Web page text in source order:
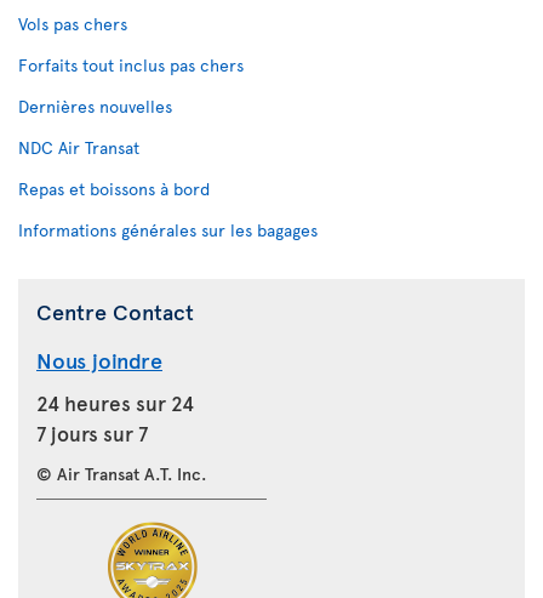
Vols pas chers
Forfaits tout inclus pas chers
Dernières nouvelles
NDC Air Transat
Repas et boissons à bord
Informations générales sur les bagages
Centre Contact
Nous joindre
24 heures sur 24
7 jours sur 7
© Air Transat A.T. Inc.